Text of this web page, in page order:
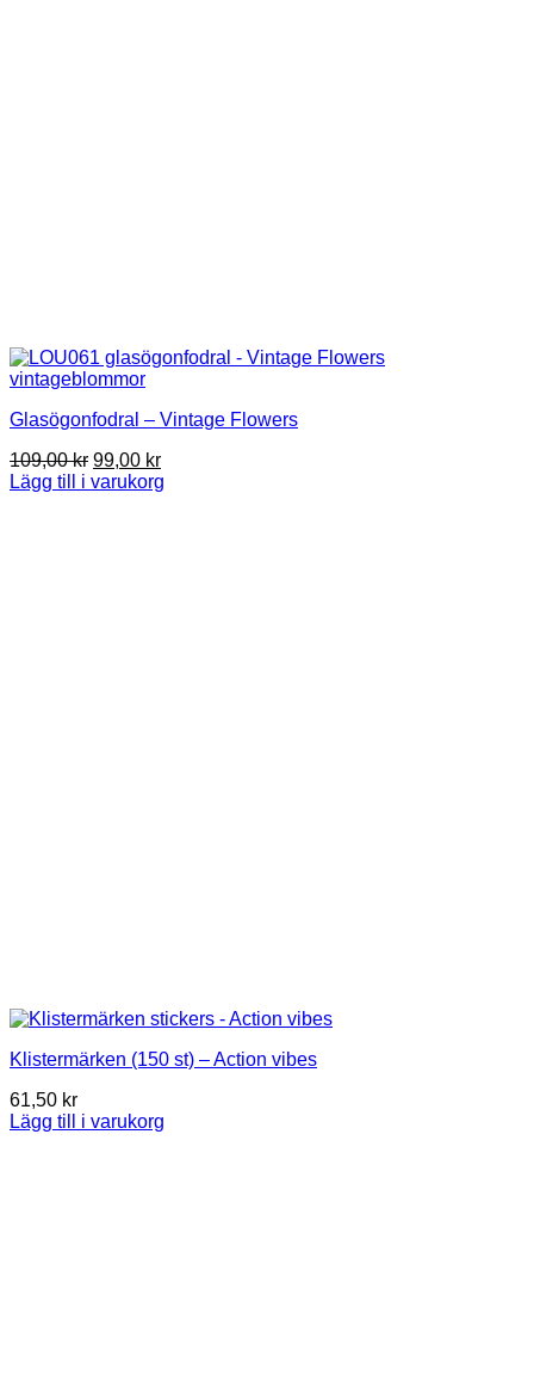
Glasögonfodral – Vintage Flowers
109,00kr Det
ursprungliga
99,00 krDet
nuvarande
Lägg till i varukorg
Klistermärken (150 st) – Action vibes
61,50 kr
Lägg till i varukorg